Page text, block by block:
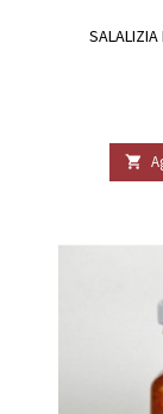
SALALIZIA
